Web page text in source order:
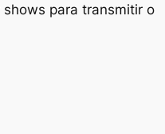
para transmitir o